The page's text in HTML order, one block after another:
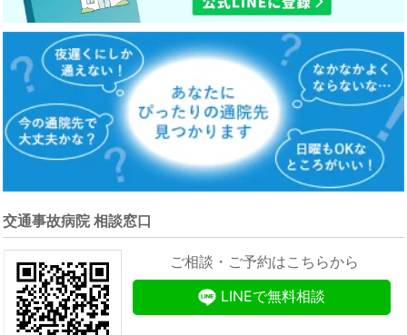
交通事故病院 相談窓口
ご相談・ご予約はこちらから
LINEで無料相談